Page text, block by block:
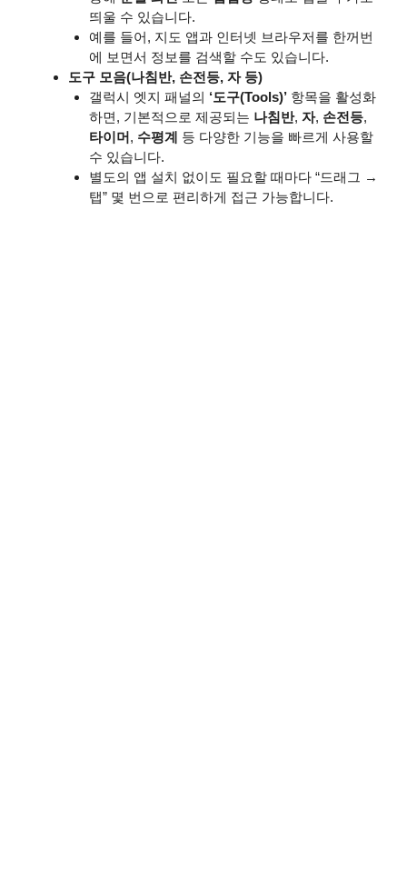
띄울 수 있습니다.
예를 들어, 지도 앱과 인터넷 브라우저를 한꺼번
에 보면서 정보를 검색할 수도 있습니다.
도구 모음(나침반, 손전등, 자 등)
갤럭시 엣지 패널의 ‘도구(Tools)’항목을 활성화
하면, 기본적으로 제공되는 나침반, 자, 손전등,
타이머, 수평계 등 다양한 기능을 빠르게 사용할
수 있습니다.
별도의 앱 설치 없이도 필요할 때마다 “드래그 →
탭” 몇 번으로 편리하게 접근 가능합니다.